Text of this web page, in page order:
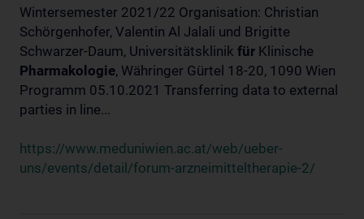
Wintersemester 2021/22 Organisation: Christian
Schörgenhofer, Valentin Al Jalali und Brigitte
Schwarzer-Daum, Universitätsklinik für Klinische
Pharmakologie, Währinger Gürtel 18-20, 1090 Wien
Programm 05.10.2021 Transferring data to external
parties in line...
https://www.meduniwien.ac.at/web/ueber-
uns/events/detail/forum-arzneimitteltherapie-2/